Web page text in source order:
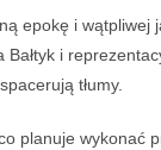
epokę i wątpliwej
i
tłumy.
planuje wykonać